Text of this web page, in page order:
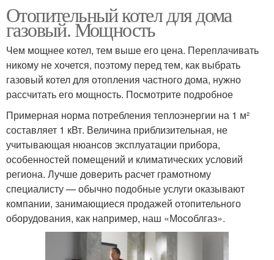
Отопительный котел для дома
газовый. Мощность
Чем мощнее котел, тем выше его цена. Переплачивать
никому не хочется, поэтому перед тем, как выбрать
газовый котел для отопления частного дома, нужно
рассчитать его мощность. Посмотрите подробное
Примерная норма потребления теплоэнергии на 1 м²
составляет 1 кВт. Величина приблизительная, не
учитывающая нюансов эксплуатации прибора,
особенностей помещений и климатических условий
региона. Лучше доверить расчет грамотному
специалисту — обычно подобные услуги оказывают
компании, занимающиеся продажей отопительного
оборудования, как например, наш «Мособлгаз».